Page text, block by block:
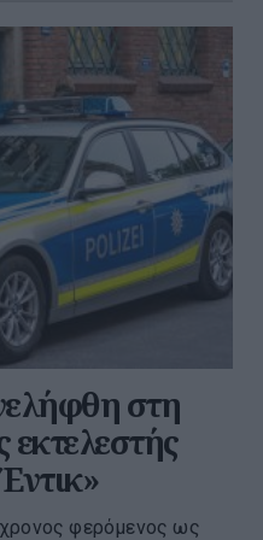
στη
εκτελεστής
φερόμενος ως